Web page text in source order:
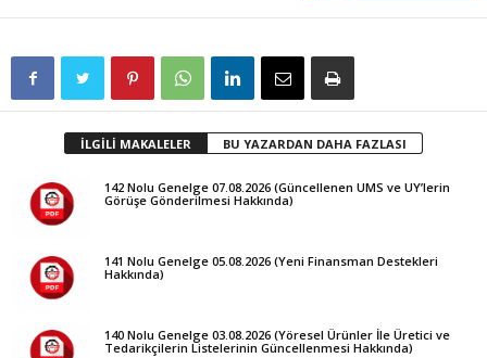
İLGİLİ MAKALELER BU YAZARDAN DAHA FAZLASI
142 Nolu Genelge 07.08.2026 (Güncellenen UMS ve UY’lerin
Görüşe Gönderilmesi Hakkında)
141 Nolu Genelge 05.08.2026 (Yeni Finansman Destekleri
Hakkında)
140 Nolu Genelge 03.08.2026 (Yöresel Ürünler İle Üretici ve
Tedarikçilerin Listelerinin Güncellenmesi Hakkında)